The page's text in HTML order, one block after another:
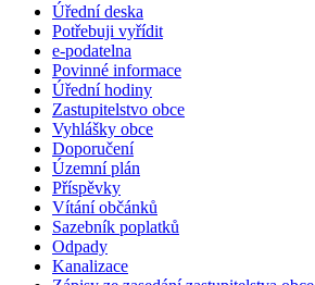
Úřední deska
Potřebuji vyřídit
e-podatelna
Povinné informace
Úřední hodiny
Zastupitelstvo obce
Vyhlášky obce
Doporučení
Územní plán
Příspěvky
Vítání občánků
Sazebník poplatků
Odpady
Kanalizace